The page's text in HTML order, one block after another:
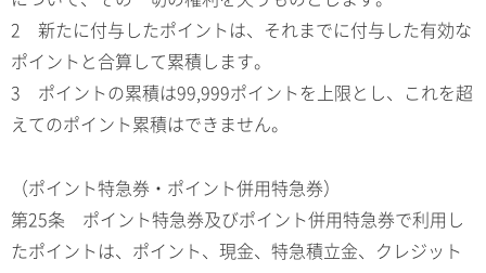
2 新たに付与したポイントは、それまでに付与した有効な
ポイントと合算して累積します。
3 ポイントの累積は99,999ポイントを上限とし、これを超
えてのポイント累積はできません。
（ポイント特急券・ポイント併用特急券）
第25条 ポイント特急券及びポイント併用特急券で利用し
たポイントは、ポイント、現金、特急積立金、クレジット